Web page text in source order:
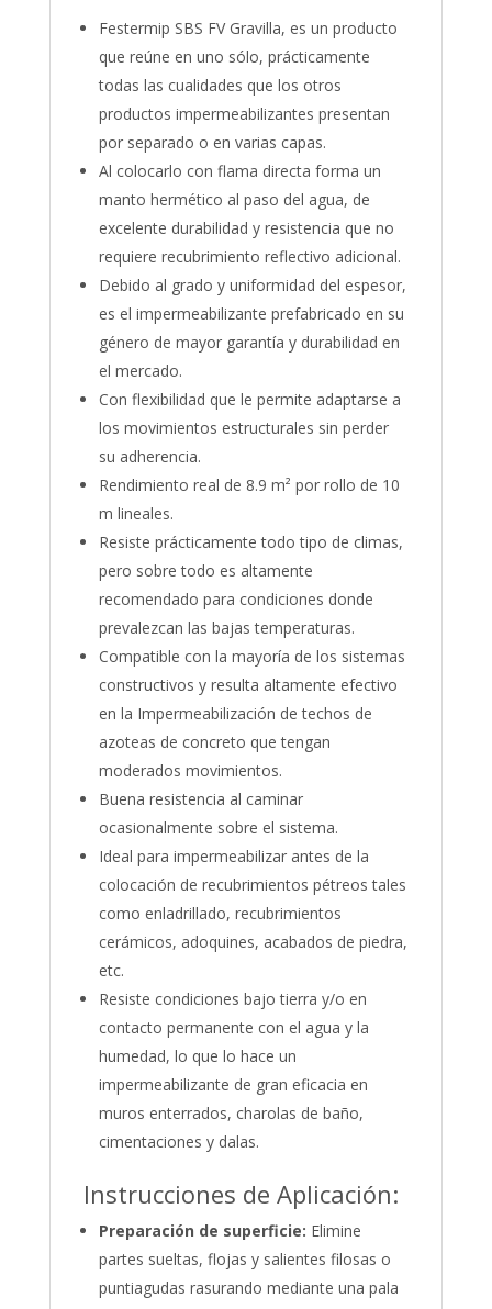
Festermip SBS FV Gravilla, es un producto
que reúne en uno sólo, prácticamente
todas las cualidades que los otros
productos impermeabilizantes presentan
por separado o en varias capas.
Al colocarlo con flama directa forma un
manto hermético al paso del agua, de
excelente durabilidad y resistencia que no
requiere recubrimiento reflectivo adicional.
Debido al grado y uniformidad del espesor,
es el impermeabilizante prefabricado en su
género de mayor garantía y durabilidad en
el mercado.
Con flexibilidad que le permite adaptarse a
los movimientos estructurales sin perder
su adherencia.
Rendimiento real de 8.9 m² por rollo de 10
m lineales.
Resiste prácticamente todo tipo de climas,
pero sobre todo es altamente
recomendado para condiciones donde
prevalezcan las bajas temperaturas.
Compatible con la mayoría de los sistemas
constructivos y resulta altamente efectivo
en la Impermeabilización de techos de
azoteas de concreto que tengan
moderados movimientos.
Buena resistencia al caminar
ocasionalmente sobre el sistema.
Ideal para impermeabilizar antes de la
colocación de recubrimientos pétreos tales
como enladrillado, recubrimientos
cerámicos, adoquines, acabados de piedra,
etc.
Resiste condiciones bajo tierra y/o en
contacto permanente con el agua y la
humedad, lo que lo hace un
impermeabilizante de gran eficacia en
muros enterrados, charolas de baño,
cimentaciones y dalas.
Instrucciones de Aplicación:
Preparación de superficie: Elimine
partes sueltas, flojas y salientes filosas o
puntiagudas rasurando mediante una pala